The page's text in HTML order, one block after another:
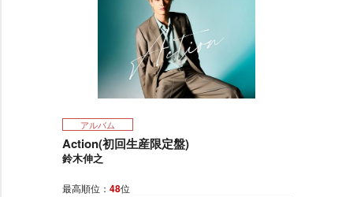
アルバム
Action(初回生産限定盤)
鈴木伸之
最高順位： 48位